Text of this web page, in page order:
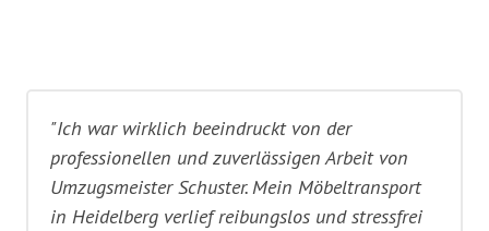
"Ich war wirklich beeindruckt von der
professionellen und zuverlässigen Arbeit von
Umzugsmeister Schuster. Mein Möbeltransport
in Heidelberg verlief reibungslos und stressfrei